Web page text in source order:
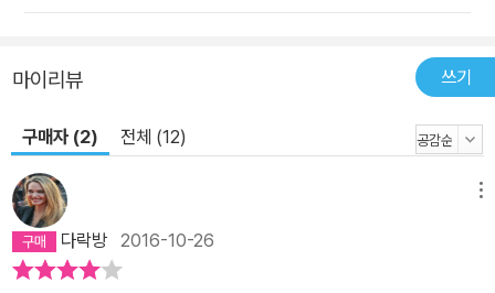
가 서로 알고 지낸 기간과는 상관없이 모든 상황에서 성관계가 이뤄
시하는 가운데 성역할에 대한 고정관념이 강한 편이고, 성폭력 예방
남자다움이라고 배우게 되는 것을 조금 더 극단적으로 행동양식으로
된 사실이 있습니다. 그건 바로 저 자신이 아는 사람에 대한 강간범이
라는 거였습니다. 물론 저는 누군가를 넘어뜨리지도 않았고, '네가 이
걸 하지 않으면 팔을 비틀어버릴 거야'라는 식의 말을 하지도 않았죠.
마이리뷰 쓰기
구매자 (2) 전체 (12)
다락방 2016-10-26